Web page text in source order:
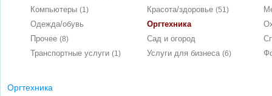
Компьютеры (1) Красота/здоровье (51)
Одежда/обувь
Оргтехника
Прочее (8) Сад и огород
Транспортные услуги (1) Услуги для бизнеса (6)
Оргтехника